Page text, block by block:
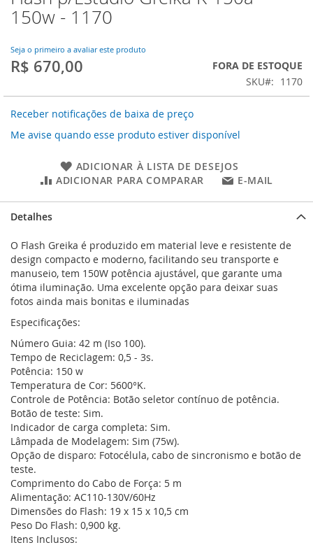
para
da
Galeria
150w - 1170
Seja o primeiro a avaliar este produto
R$ 670,00
FORA DE ESTOQUE
SKU
1170
Receber notificações de baixa de preço
Me avise quando esse produto estiver disponível
ADICIONAR À LISTA DE DESEJOS
ADICIONAR PARA COMPARAR
E-MAIL
Detalhes
O Flash Greika é produzido em material leve e resistente de
design compacto e moderno, facilitando seu transporte e
manuseio, tem 150W potência ajustável, que garante uma
ótima iluminação. Uma excelente opção para deixar suas
fotos ainda mais bonitas e iluminadas
Especificações:
Número Guia: 42 m (Iso 100).
Tempo de Reciclagem: 0,5 - 3s.
Potência: 150 w
Temperatura de Cor: 5600°K.
Controle de Potência: Botão seletor contínuo de potência.
Botão de teste: Sim.
Indicador de carga completa: Sim.
Lâmpada de Modelagem: Sim (75w).
Opção de disparo: Fotocélula, cabo de sincronismo e botão de
teste.
Comprimento do Cabo de Força: 5 m
Alimentação: AC110-130V/60Hz
Dimensões do Flash: 19 x 15 x 10,5 cm
Peso Do Flash: 0,900 kg.
Itens Inclusos: